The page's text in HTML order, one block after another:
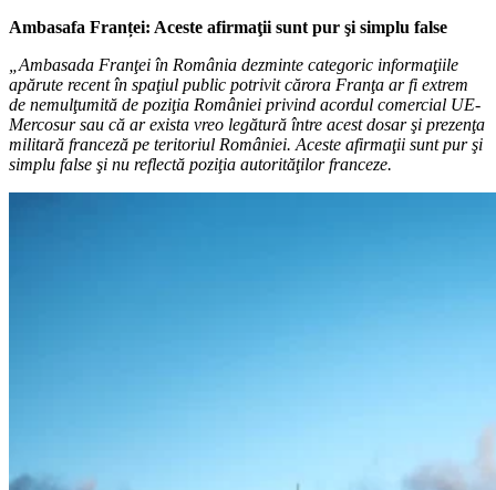
Ambasafa Franței: Aceste afirmaţii sunt pur şi simplu false
„Ambasada Franţei în România dezminte categoric informaţiile
apărute recent în spaţiul public potrivit cărora Franţa ar fi extrem
de nemulţumită de poziţia României privind acordul comercial UE-
Mercosur sau că ar exista vreo legătură între acest dosar şi prezenţa
militară franceză pe teritoriul României. Aceste afirmaţii sunt pur şi
simplu false şi nu reflectă poziţia autorităţilor franceze.